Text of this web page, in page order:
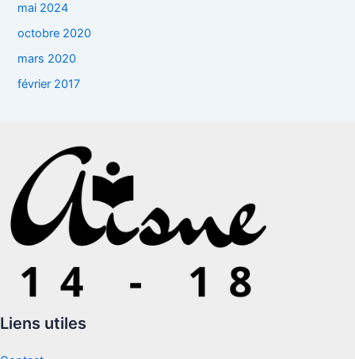
mai 2024
octobre 2020
mars 2020
février 2017
Liens utiles